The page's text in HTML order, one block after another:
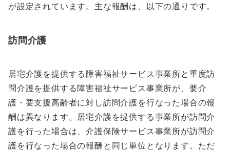
が設定されています。主な報酬は、以下の通りです。
訪問介護
居宅介護を提供する障害福祉サービス事業所と重度訪
問介護を提供する障害福祉サービス事業所が、要介
護・要支援高齢者に対し訪問介護を行なった場合の報
酬は異なります。居宅介護を提供する事業所が訪問介
護を行った場合は、介護保険サービス事業所が訪問介
護を行なった場合の報酬と同じ単位となります。ただ